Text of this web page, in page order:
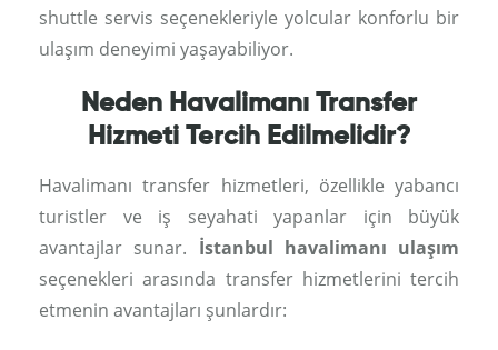
shuttle servis seçenekleriyle yolcular konforlu bir
ulaşım deneyimi yaşayabiliyor.
Neden Havalimanı Transfer
Hizmeti Tercih Edilmelidir?
Havalimanı transfer hizmetleri, özellikle yabancı
turistler ve iş seyahati yapanlar için büyük
avantajlar sunar. İstanbul havalimanı ulaşım
seçenekleri arasında transfer hizmetlerini tercih
etmenin avantajları şunlardır: